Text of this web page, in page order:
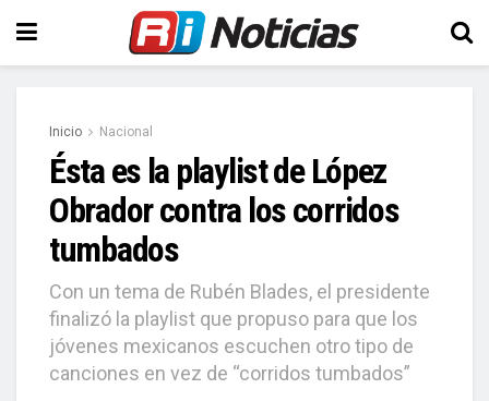
Inicio Nacional
Ésta es la playlist de López
Obrador contra los corridos
tumbados
Con un tema de Rubén Blades, el presidente
finalizó la playlist que propuso para que los
jóvenes mexicanos escuchen otro tipo de
canciones en vez de “corridos tumbados”